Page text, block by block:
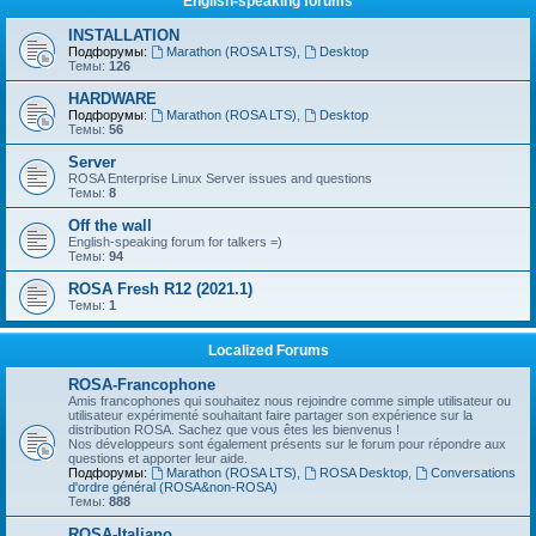
INSTALLATION
Подфорумы: Marathon (ROSA LTS)
Desktop
Темы: 126
HARDWARE
Подфорумы: Marathon (ROSA LTS)
Desktop
Темы: 56
Server
ROSA Enterprise Linux Server issues and questions
Темы: 8
Off the wall
English-speaking forum for talkers =)
Темы: 94
ROSA Fresh R12 (2021.1)
Темы: 1
Localized Forums
ROSA-Francophone
Amis francophones qui souhaitez nous rejoindre comme simple utilisateur ou
utilisateur expérimenté souhaitant faire partager son expérience sur la
distribution ROSA. Sachez que vous êtes les bienvenus !
Nos développeurs sont également présents sur le forum pour répondre aux
questions et apporter leur aide.
Подфорумы:
Marathon (ROSA LTS) ROSA Desktop,
Conversations
d'ordre général (ROSA&non-ROSA)
Темы: 888